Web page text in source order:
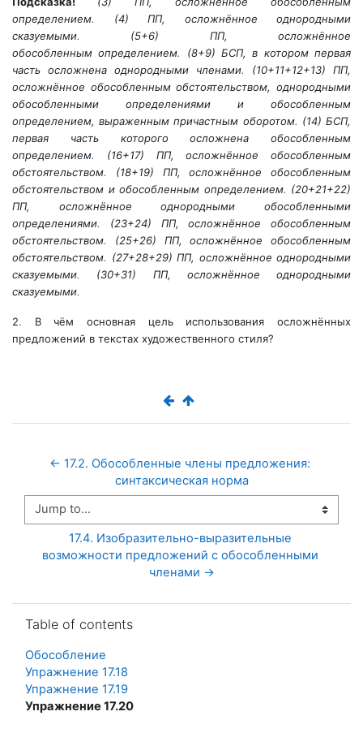
определением.
(4) ПП, осложнённое однородными
сказуемыми.
(5+6) ПП, осложнённое
обособленным определением.
(8+9) БСП, в котором первая
часть осложнена однородными членами.
(10+11+12+13) ПП,
осложнённое обособленным обстоятельством, однородными
обособленными определениями и обособленным
определением, выраженным причастным оборотом. (14) БСП,
первая часть которого осложнена обособленным
определением.
(16+17) ПП, осложнённое обособленным
обстоятельством.
(18+19) ПП, осложнённое обособленным
обстоятельством и обособленным определением. (20+21+22)
ПП, осложнённое однородными обособленными
определениями.
(23+24) ПП, осложнённое обособленным
обстоятельством.
(25+26) ПП, осложнённое обособленным
обстоятельством. (27+28+29) ПП, осложнённое однородными
сказуемыми.
(30+31) ПП, осложнённое однородными
сказуемыми.
2. В чём основная цель использования осложнённых
предложений в текстах художественного стиля?
← 17.2. Обособленные члены предложения:
синтаксическая норма
Jump to...
17.4. Изобразительно-выразительные
возможности предложений с обособленными
членами →
Table of contents
Обособление
Упражнение 17.18
Упражнение 17.19
Упражнение 17.20